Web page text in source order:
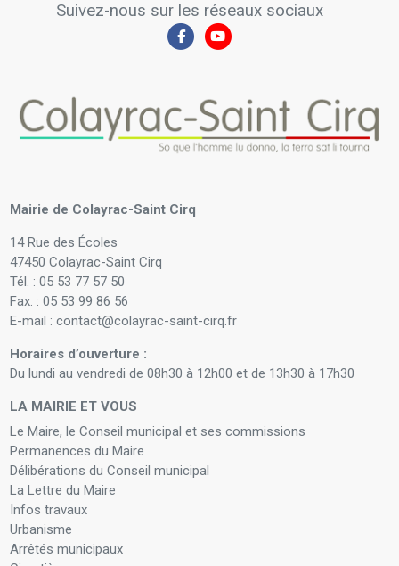
Suivez-nous sur les réseaux sociaux
Mairie de Colayrac-Saint Cirq
14 Rue des Écoles
47450 Colayrac-Saint Cirq
Tél. : 05 53 77 57 50
Fax. : 05 53 99 86 56
E-mail : contact@colayrac-saint-cirq.fr
Horaires d’ouverture :
Du lundi au vendredi de 08h30 à 12h00 et de 13h30 à 17h30
LA MAIRIE ET VOUS
Le Maire, le Conseil municipal et ses commissions
Permanences du Maire
Délibérations du Conseil municipal
La Lettre du Maire
Infos travaux
Urbanisme
Arrêtés municipaux